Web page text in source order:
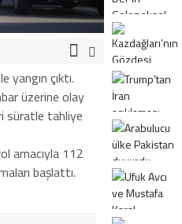
yangın çıktı.
üzerine olay
süratle tahliye
amacıyla 112
başlattı.